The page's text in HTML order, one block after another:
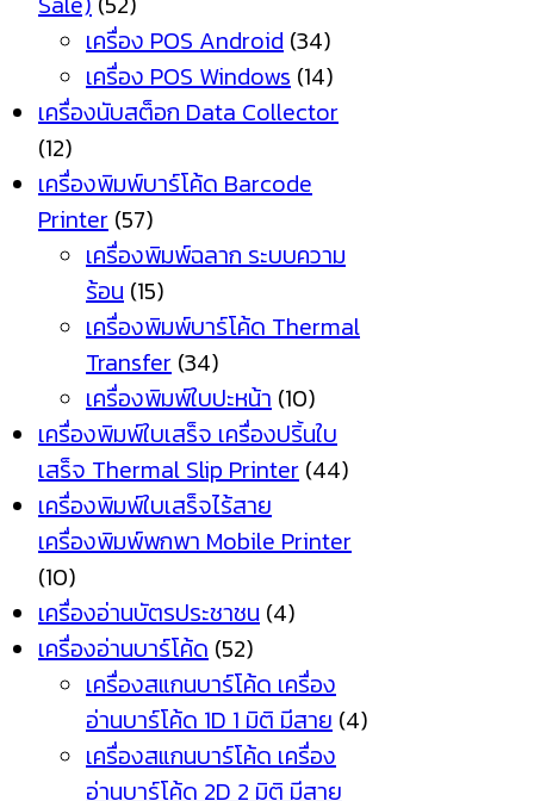
เครื่อง POS Android (34)
เครื่อง POS Windows (14)
เครื่องนับสต็อก Data Collector
(12)
เครื่องพิมพ์บาร์โค้ด Barcode
Printer (57)
เครื่องพิมพ์ฉลาก ระบบความ
ร้อน (15)
เครื่องพิมพ์บาร์โค้ด Thermal
Transfer (34)
เครื่องพิมพ์ใบปะหน้า (10)
เครื่องพิมพ์ใบเสร็จ เครื่องปริ้นใบ
เสร็จ Thermal Slip Printer (44)
เครื่องพิมพ์ใบเสร็จไร้สาย
เครื่องพิมพ์พกพา Mobile Printer
(10)
เครื่องอ่านบัตรประชาชน (4)
เครื่องอ่านบาร์โค้ด (52)
เครื่องสแกนบาร์โค้ด เครื่อง
อ่านบาร์โค้ด 1D 1 มิติ มีสาย (4)
เครื่องสแกนบาร์โค้ด เครื่อง
อ่านบาร์โค้ด 2D 2 มิติ มีสาย